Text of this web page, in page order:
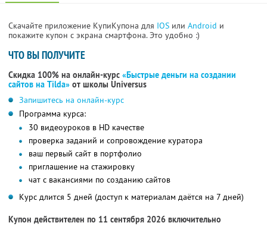
Скачайте приложение КупиКупона для IOS или Android и
покажите купон с экрана смартфона. Это удобно :)
ЧТО ВЫ ПОЛУЧИТЕ
Скидка 100% на онлайн-курс «Быстрые деньги на создании
сайтов на Tilda» от школы Universus
Запишитесь на онлайн-курс
Программа курса:
30 видеоуроков в HD качестве
проверка заданий и сопровождение куратора
ваш первый сайт в портфолио
приглашение на стажировку
чат с вакансиями по созданию сайтов
Курс длится 5 дней (доступ к материалам даётся на 7 дней)
Купон действителен по 11 сентября 2026 включительно